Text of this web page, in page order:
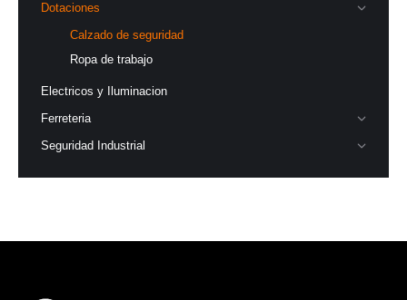
Dotaciones
Calzado de seguridad
Ropa de trabajo
Electricos y Iluminacion
Ferreteria
Seguridad Industrial